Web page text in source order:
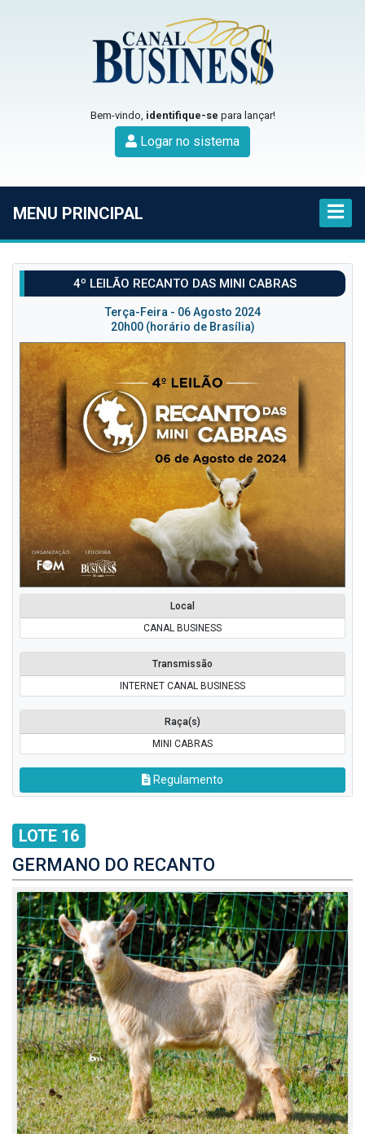
Bem-vindo, identifique-se para lançar!
Logar no sistema
MENU PRINCIPAL
4º LEILÃO RECANTO DAS MINI CABRAS
Terça-Feira - 06 Agosto 2024
20h00 (horário de Brasília)
Local
CANAL BUSINESS
Transmissão
INTERNET CANAL BUSINESS
Raça(s)
MINI CABRAS
Regulamento
LOTE 16
GERMANO DO RECANTO